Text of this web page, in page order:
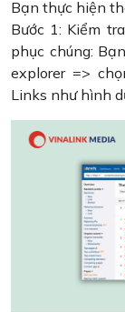
Bạn thực hiện
Bước 1: Kiểm
phục chúng:
explorer =>
Links như hình